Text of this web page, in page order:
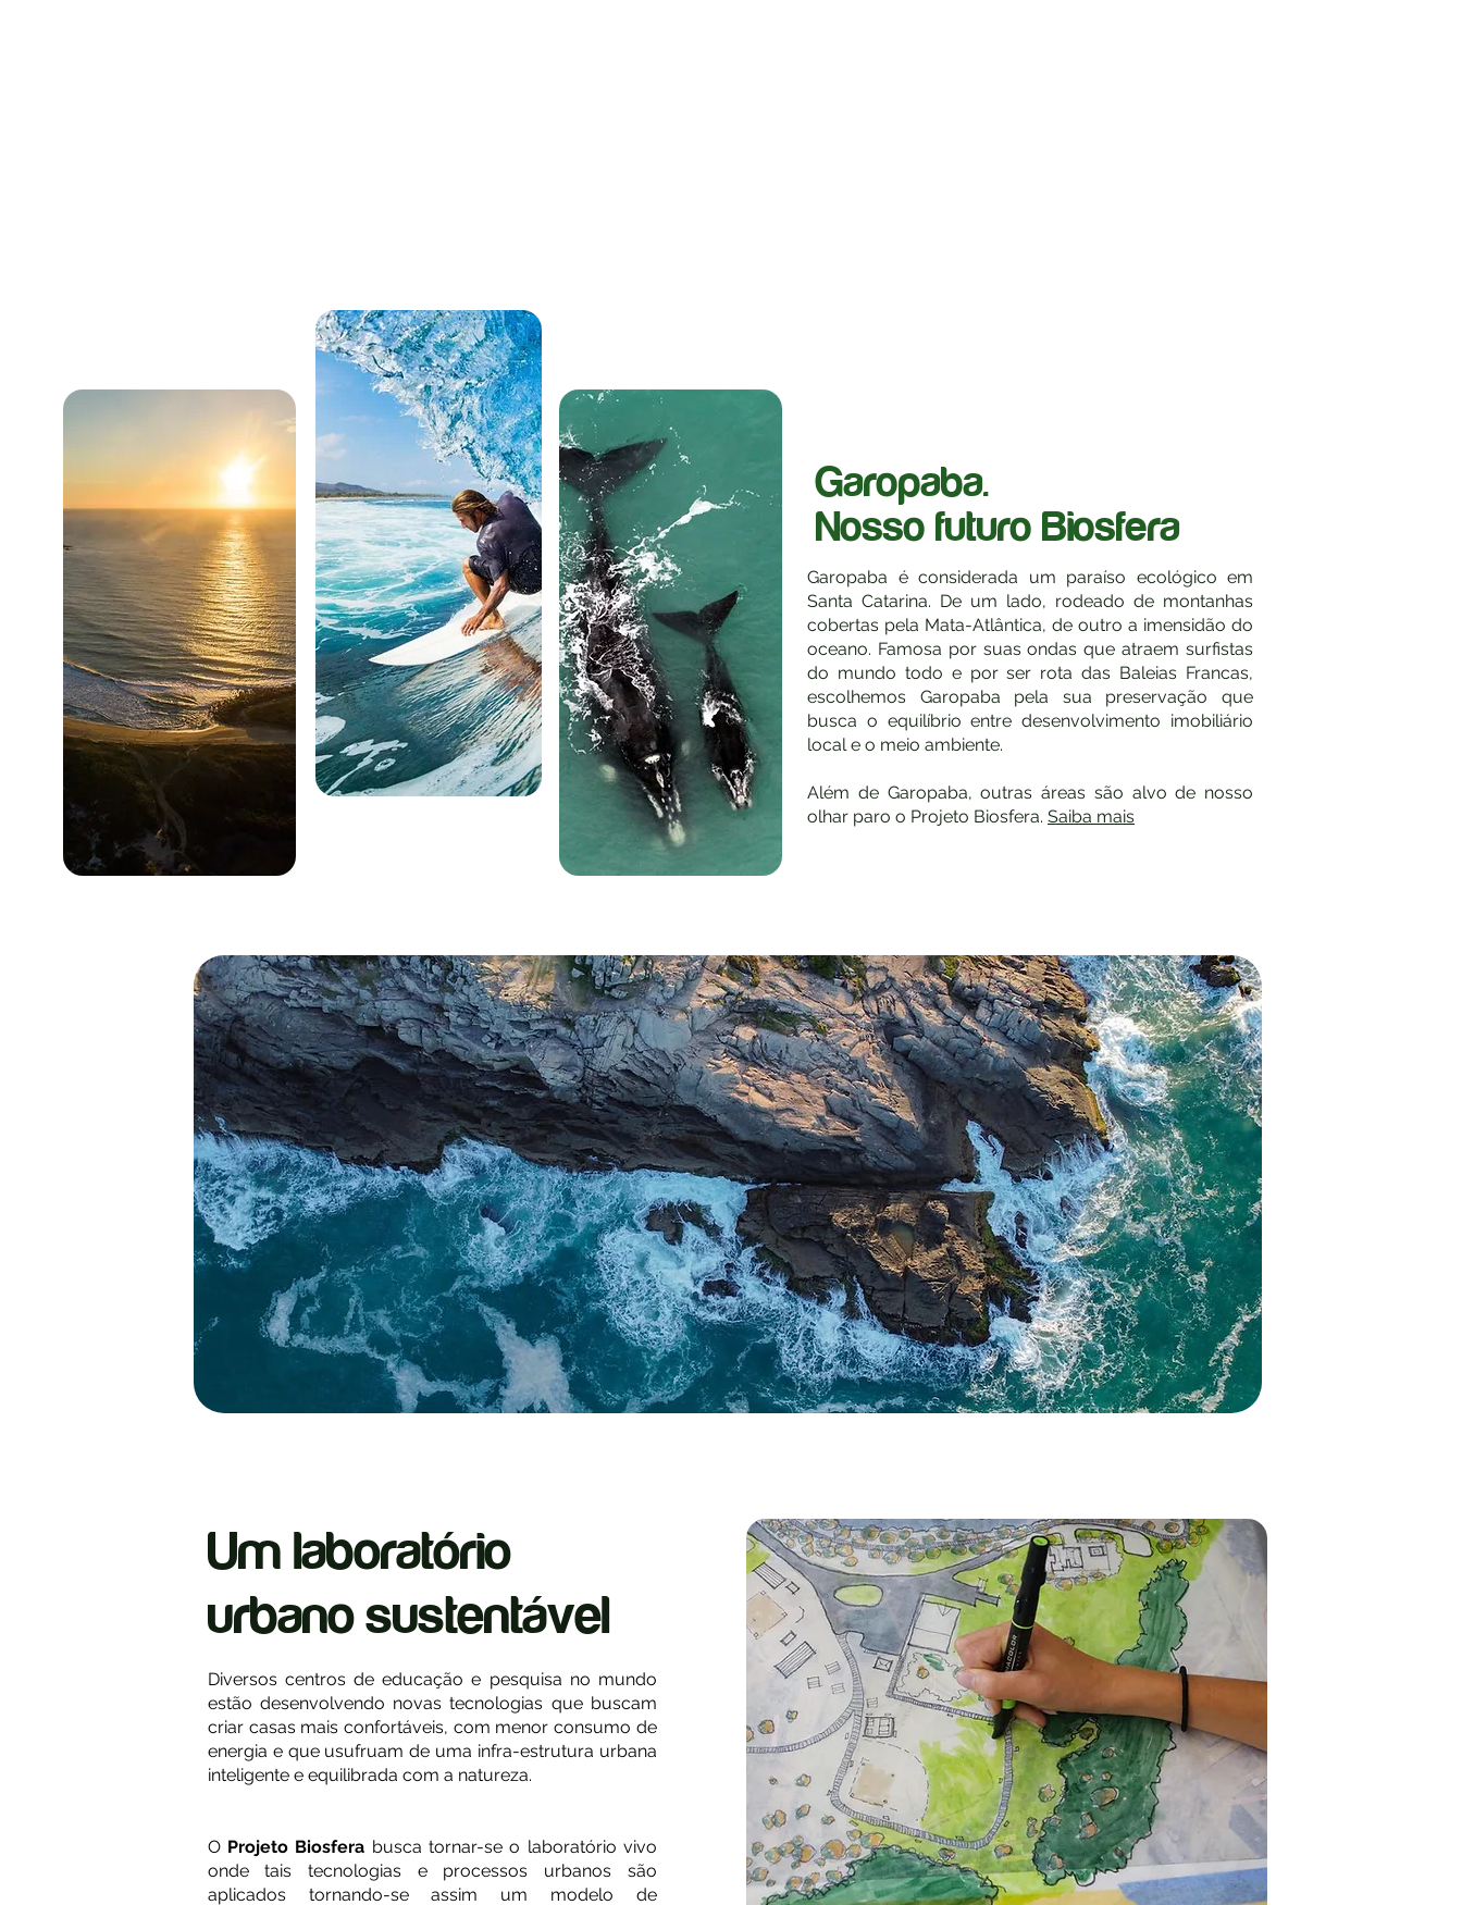
Garopaba.
Nosso futuro Biosfera
Garopaba é considerada um paraíso ecológico em
Santa Catarina. De um lado, rodeado de montanhas
cobertas pela Mata-Atlântica, de outro a imensidão do
oceano. Famosa por suas ondas que atraem surfistas
do mundo todo e por ser rota das Baleias Francas,
escolhemos Garopaba pela sua preservação que
busca o equilíbrio entre desenvolvimento imobiliário
local e o meio ambiente.
Além de Garopaba, outras áreas são alvo de nosso
olhar paro o Projeto Biosfera. Saiba mais
Um laboratório
urbano sustentável
Diversos centros de educação e pesquisa no mundo
estão desenvolvendo novas tecnologias que buscam
criar casas mais confortáveis, com menor consumo de
energia e que usufruam de uma infra-estrutura urbana
inteligente e equilibrada com a natureza.
O Projeto Biosfera busca tornar-se o laboratório vivo
onde tais tecnologias e processos urbanos são
aplicados tornando-se assim um modelo de